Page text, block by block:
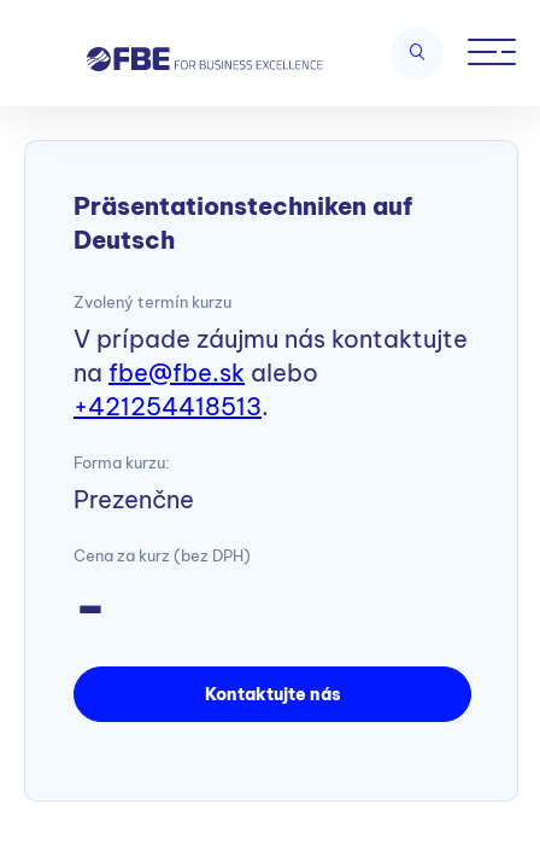
Kurzy komunikácie a osobnostného rozvoja
Präsentationstechniken auf
Deutsch
Zvolený termín kurzu
V prípade záujmu nás kontaktujte
na fbe@fbe.sk alebo
+421254418513.
Forma kurzu:
Prezenčne
Cena za kurz (bez DPH)
-
Kontaktujte nás